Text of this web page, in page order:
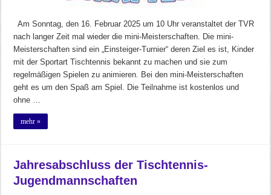
Am Sonntag, den 16. Februar 2025 um 10 Uhr veranstaltet der TVR
nach langer Zeit mal wieder die mini-Meisterschaften. Die mini-
Meisterschaften sind ein „Einsteiger-Turnier“ deren Ziel es ist, Kinder
mit der Sportart Tischtennis bekannt zu machen und sie zum
regelmäßigen Spielen zu animieren. Bei den mini-Meisterschaften
geht es um den Spaß am Spiel. Die Teilnahme ist kostenlos und
ohne …
mehr »
Jahresabschluss der Tischtennis-
Jugendmannschaften